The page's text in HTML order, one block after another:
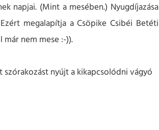
napjai. (Mint a mesében.) Nyugdíjazása
megalapítja a Csöpike Csibéi Betéti
nem mese :-)).
nyújt a kikapcsolódni vágyó